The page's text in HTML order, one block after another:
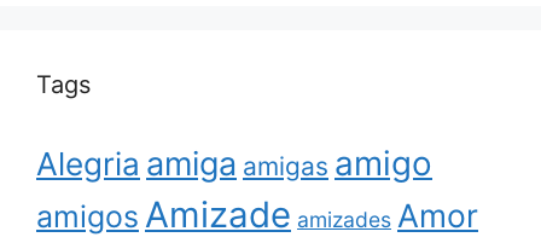
Tags
Alegria amiga amigas amigo
amigos Amizade amizades Amor